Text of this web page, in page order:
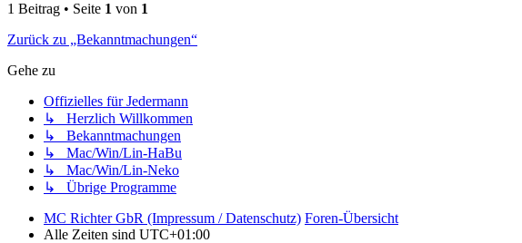
1 Beitrag • Seite 1 von 1
Zurück zu „Bekanntmachungen“
Gehe zu
Offizielles für Jedermann
↳ Herzlich Willkommen
↳ Bekanntmachungen
↳ Mac/Win/Lin-HaBu
↳ Mac/Win/Lin-Neko
↳ Übrige Programme
MC Richter GbR (Impressum / Datenschutz) Foren-Übersicht
Alle Zeiten sind UTC+01:00